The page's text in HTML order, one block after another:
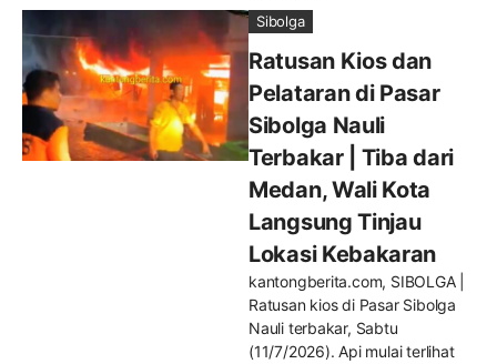
Sibolga
Ratusan Kios dan
Pelataran di Pasar
Sibolga Nauli
Terbakar | Tiba dari
Medan, Wali Kota
Langsung Tinjau
Lokasi Kebakaran
kantongberita.com, SIBOLGA |
Ratusan kios di Pasar Sibolga
Nauli terbakar, Sabtu
(11/7/2026). Api mulai terlihat